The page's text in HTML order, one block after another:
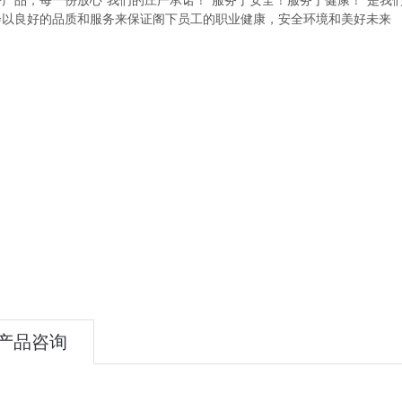
良好的品质和服务来保证阁下员工的职业健康，安全环境和美好未来
品咨询